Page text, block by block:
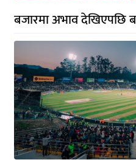
बजारमा अभाव देखिएपछि